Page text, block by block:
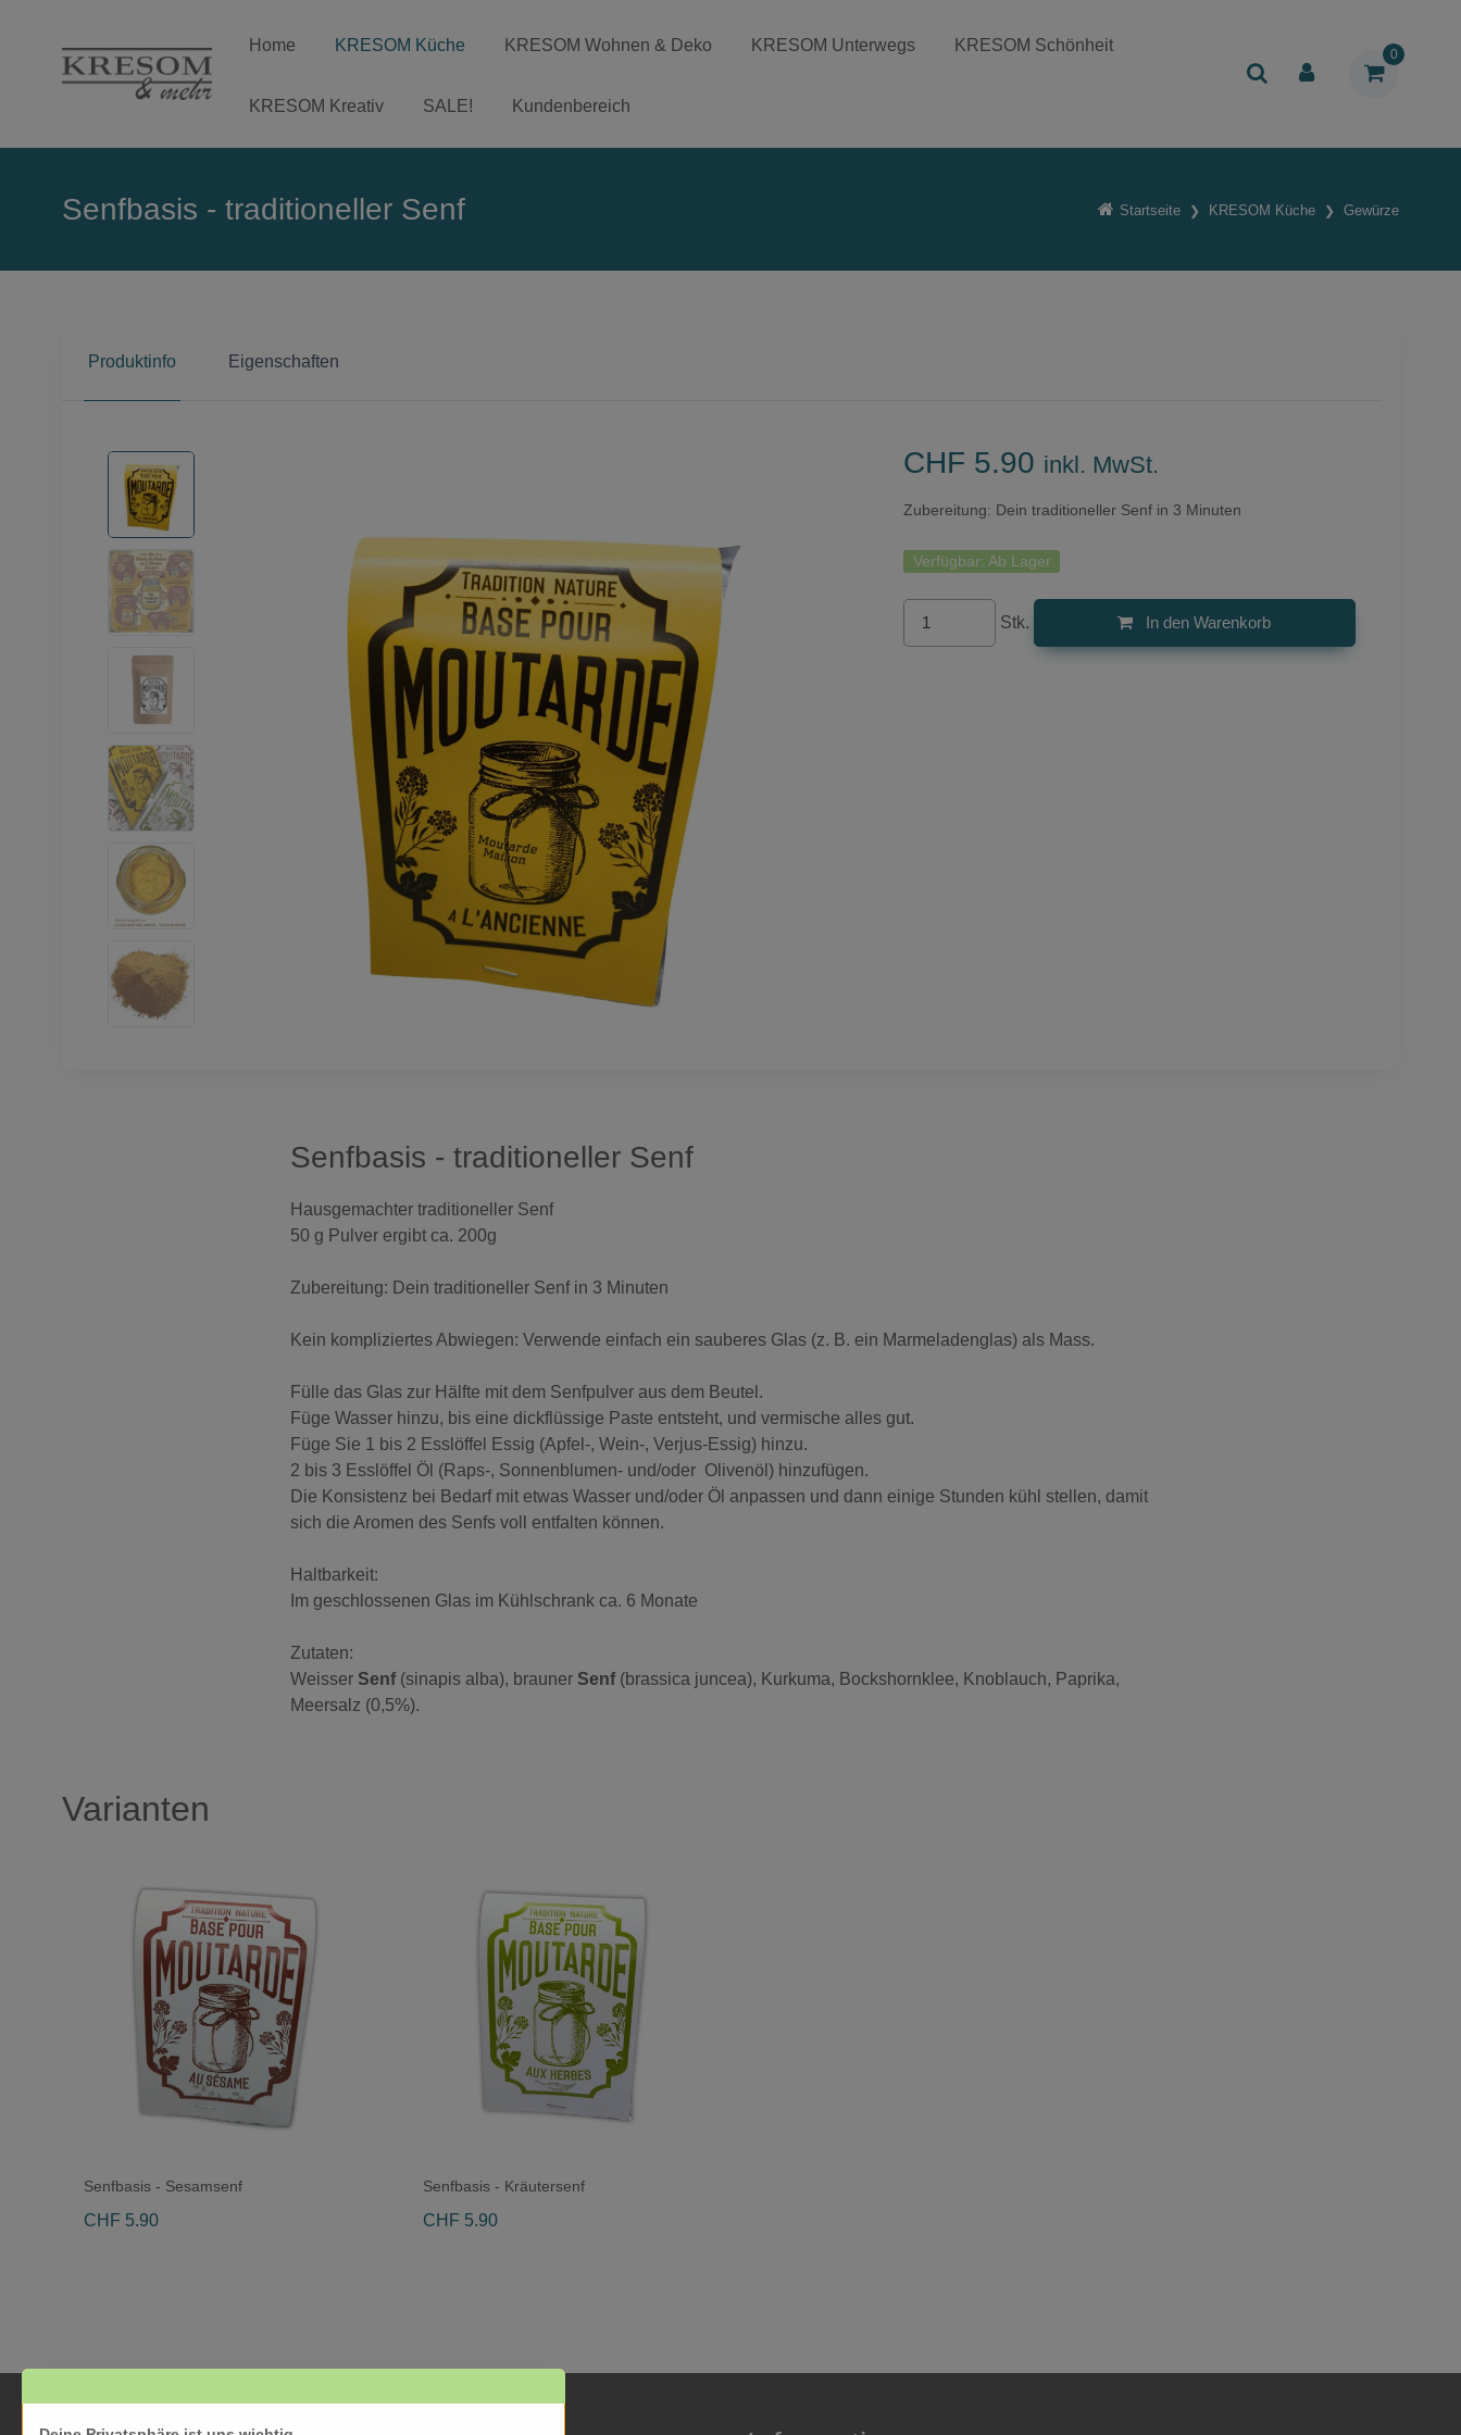
0
Home KRESOM Küche KRESOM Wohnen & Deko KRESOM Unterwegs KRESOM Schönheit
KRESOM Kreativ SALE! Kundenbereich
Startseite KRESOM Küche Gewürze
Senfbasis - traditioneller Senf
Produktinfo Eigenschaften
CHF 5.90 inkl. MwSt.
Zubereitung: Dein traditioneller Senf in 3 Minuten
Verfügbar: Ab Lager
Stk. In den Warenkorb
Senfbasis - traditioneller Senf
Hausgemachter traditioneller Senf
50 g Pulver ergibt ca. 200g
Zubereitung: Dein traditioneller Senf in 3 Minuten
Kein kompliziertes Abwiegen: Verwende einfach ein sauberes Glas (z. B. ein Marmeladenglas) als Mass.
Fülle das Glas zur Hälfte mit dem Senfpulver aus dem Beutel.
Füge Wasser hinzu, bis eine dickflüssige Paste entsteht, und vermische alles gut.
Füge Sie 1 bis 2 Esslöffel Essig (Apfel-, Wein-, Verjus-Essig) hinzu.
2 bis 3 Esslöffel Öl (Raps-, Sonnenblumen- und/oder Olivenöl) hinzufügen.
Die Konsistenz bei Bedarf mit etwas Wasser und/oder Öl anpassen und dann einige Stunden kühl stellen, damit
sich die Aromen des Senfs voll entfalten können.
Haltbarkeit:
Im geschlossenen Glas im Kühlschrank ca. 6 Monate
Zutaten:
Weisser Senf(sinapis alba), brauner Senf(brassica juncea), Kurkuma, Bockshornklee, Knoblauch, Paprika,
Meersalz (0,5%).
Varianten
Senfbasis - Sesamsenf
CHF 5.90
Senfbasis - Kräutersenf
CHF 5.90